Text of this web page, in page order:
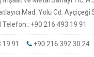
Mad. Yolu Cd.
: +90 216 493 19 91
19 91 +90 216 392 30 24